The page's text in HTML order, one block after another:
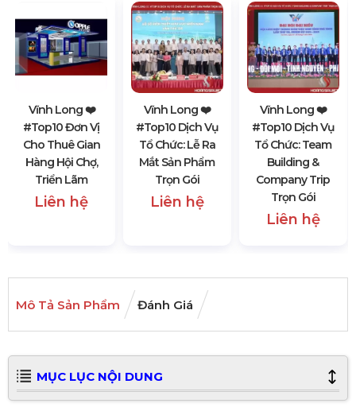
Vĩnh Long ❤️️
#top10 Đơn Vị
Cho Thuê Gian
Hàng Hội Chợ,
Triển Lãm
Liên hệ
Vĩnh Long ❤️️
#top10 Dịch Vụ
Tổ Chức: Lễ Ra
Mắt Sản Phẩm
Trọn Gói
Liên hệ
Vĩnh Long ❤️️
#top10 Dịch Vụ
Tổ Chức: Team
Building &
Company Trip
Trọn Gói
Liên hệ
Mô Tả Sản Phẩm Đánh Giá
MỤC LỤC NỘI DUNG